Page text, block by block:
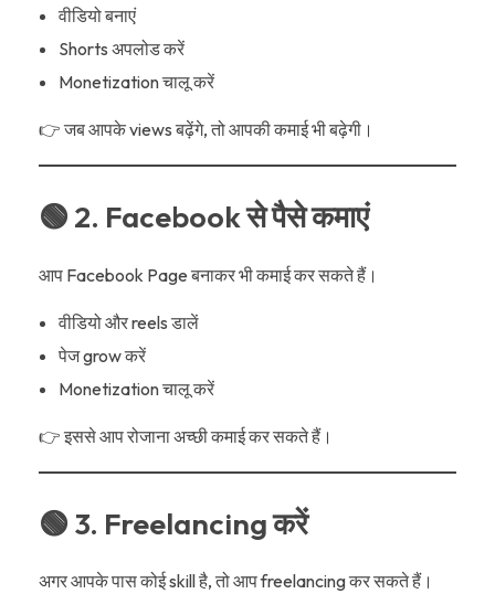
वीडियो बनाएं
Shorts अपलोड करें
Monetization चालू करें
👉 जब आपके views बढ़ेंगे, तो आपकी कमाई भी बढ़ेगी।
🟢 2. Facebook से पैसे कमाएं
आप Facebook Page बनाकर भी कमाई कर सकते हैं।
वीडियो और reels डालें
पेज grow करें
Monetization चालू करें
👉 इससे आप रोजाना अच्छी कमाई कर सकते हैं।
🟢 3. Freelancing करें
अगर आपके पास कोई skill है, तो आप freelancing कर सकते हैं।